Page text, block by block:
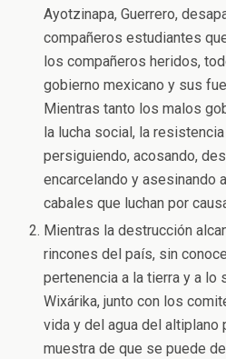
Ayotzinapa, Guerrero,
compañeros estudiantes
los compañeros heridos,
gobierno mexicano y sus
Mientras tanto los malos
la lucha social, la
persiguiendo, acosando,
encarcelando y asesinando
cabales que luchan por
Mientras la destrucción
rincones del país, sin
pertenencia a la tierra y a lo
Wixárika, junto con los
vida y del agua del altiplano
muestra de que se puede